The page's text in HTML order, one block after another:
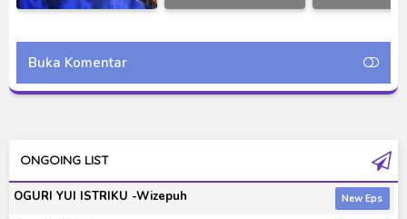
Movie Spin-Off
of Chimera Subtitle
Episode 40 Subtitle
Episode 34
Buka Komentar
ONGOING LIST
OGURI YUI ISTRIKU -Wizepuh